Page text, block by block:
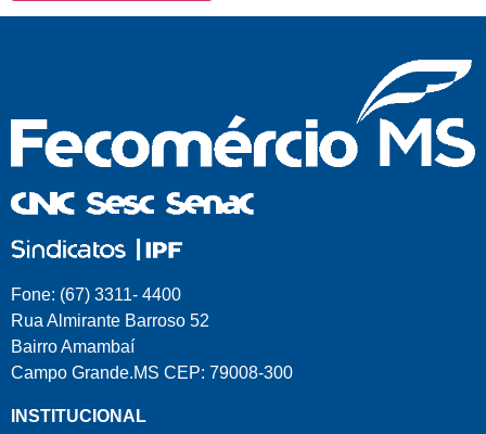
Fone: (67) 3311- 4400
Rua Almirante Barroso 52
Bairro Amambaí
Campo Grande.MS CEP: 79008-300
INSTITUCIONAL